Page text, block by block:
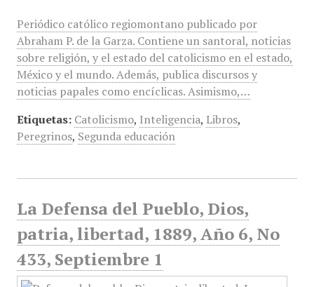
Periódico católico regiomontano publicado por
Abraham P. de la Garza. Contiene un santoral, noticias
sobre religión, y el estado del catolicismo en el estado,
México y el mundo. Además, publica discursos y
noticias papales como encíclicas. Asimismo,…
Etiquetas: Catolicismo, Inteligencia, Libros,
Peregrinos, Segunda educación
La Defensa del Pueblo, Dios,
patria, libertad, 1889, Año 6, No
433, Septiembre 1